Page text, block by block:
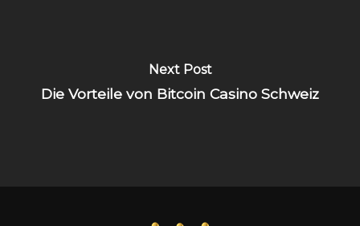
Next Post
Die Vorteile von Bitcoin Casino Schweiz